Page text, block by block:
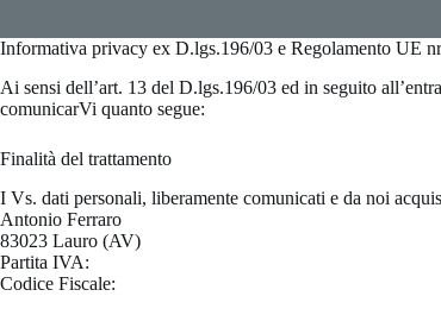
Informativa privacy ex D.lgs.196/03 e Regolamento UE
Ai sensi dell’art. 13 del D.lgs.196/03 ed in seguito
comunicarVi quanto segue:
Finalità del trattamento
I Vs. dati personali, liberamente comunicati e da noi
Antonio Ferraro
83023 Lauro (AV)
Partita IVA:
Codice Fiscale: